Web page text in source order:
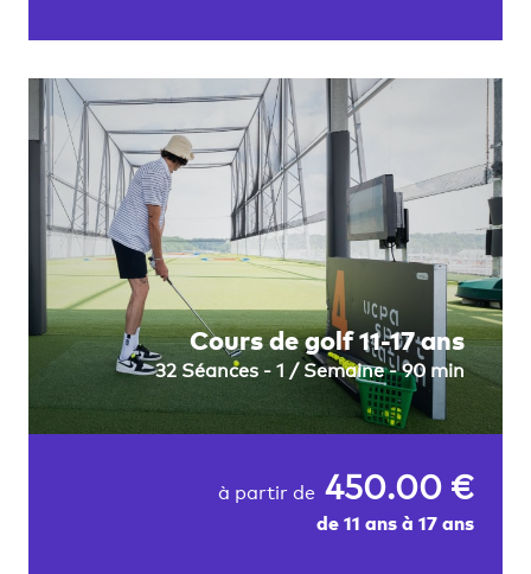
Cours de golf 11-17 ans
32 Séances - 1 / Semaine - 90 min
à partir de 450.00 €
de 11 ans à 17 ans